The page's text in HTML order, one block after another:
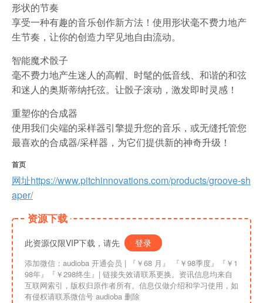
形状的节奏
享受一种有趣的音乐创作新方法！使用形状毫不费力地产
生节奏，让你的创造力罕见地自由流动。
智能魔术骰子
毫不费力地产生迷人的高帽、时髦的低音线、和谐的和弦
和迷人的奥斯蒂纳托弦。让骰子滚动，激发即时灵感！
重塑你的合成器
使用我们尖端的采样器引擎提升您的音乐，或无缝托管您
最喜欢的合成器/采样器，为它们提供新的神奇升级！
首页
网址https://www.pitchinnovations.com/products/groove-sh
aper/
资源下载
此资源仅限VIP下载，请先 登录
添加微信：audioba 开通会员 | 『￥68 月』 『￥98季度』『￥1
98年』『￥298终生』| 链接失效请联系更换。资讯信息均来自
互联网索引，版权归原作者所有。信息仅做介绍和学习使用，如
有侵权请联系微信号 audioba 删除